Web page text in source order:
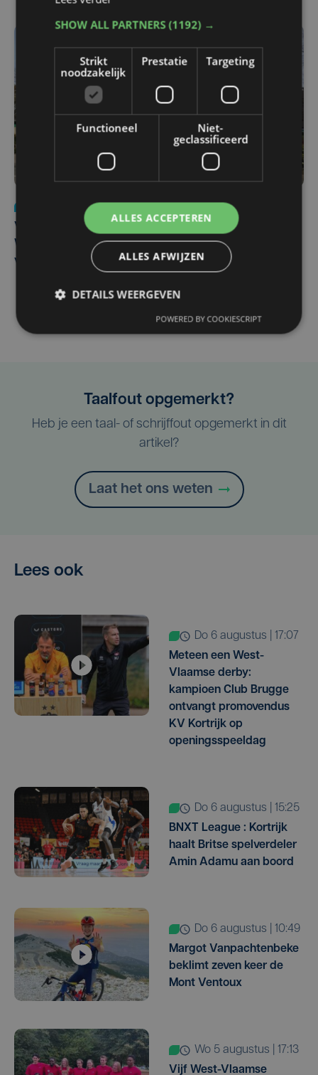
wo 5 augustus | 11:57
Vier Oostendse gynaecologen versterken dienst in AZ
West, dat ook een nieuwe voltijdse gynaecoloog
verwelkomt
Taalfout opgemerkt?
Heb je een taal- of schrijffout opgemerkt in dit
artikel?
Laat het ons weten
Lees ook
do 6 augustus | 17:07
Meteen een West-
Vlaamse derby:
kampioen Club Brugge
ontvangt promovendus
KV Kortrijk op
openingsspeeldag
do 6 augustus | 15:25
BNXT League : Kortrijk
haalt Britse spelverdeler
Amin Adamu aan boord
do 6 augustus | 10:49
Margot Vanpachtenbeke
beklimt zeven keer de
Mont Ventoux
wo 5 augustus | 17:13
Vijf West-Vlaamse
SHOW ALL PARTNERS(1192) →
Strikt
noodzakelijk
Prestatie Targeting
Functioneel
Niet-
geclassificeerd
ALLES ACCEPTEREN
ALLES AFWIJZEN
DETAILS WEERGEVEN
POWERED BY COOKIESCRIPT